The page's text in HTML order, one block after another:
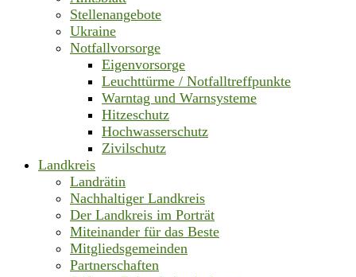
Stellenangebote
Ukraine
Notfallvorsorge
Eigenvorsorge
Leuchttürme / Notfalltreffpunkte
Warntag und Warnsysteme
Hitzeschutz
Hochwasserschutz
Zivilschutz
Landkreis
Landrätin
Nachhaltiger Landkreis
Der Landkreis im Porträt
Miteinander für das Beste
Mitgliedsgemeinden
Partnerschaften